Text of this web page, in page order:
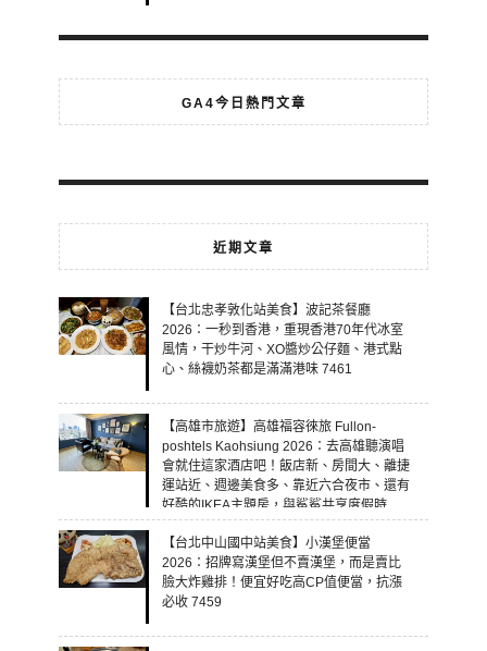
GA4今日熱門文章
近期文章
【台北忠孝敦化站美食】波記茶餐廳
2026：一秒到香港，重現香港70年代冰室
風情，干炒牛河、XO醬炒公仔麵、港式點
心、絲襪奶茶都是滿滿港味 7461
【高雄市旅遊】高雄福容徠旅 Fullon-
poshtels Kaohsiung 2026：去高雄聽演唱
會就住這家酒店吧！飯店新、房間大、離捷
運站近、週邊美食多、靠近六合夜市、還有
好酷的IKEA主題房，與鯊鯊共享度假時
光！ 7460
【台北中山國中站美食】小漢堡便當
2026：招牌寫漢堡但不賣漢堡，而是賣比
臉大炸雞排！便宜好吃高CP值便當，抗漲
必收 7459